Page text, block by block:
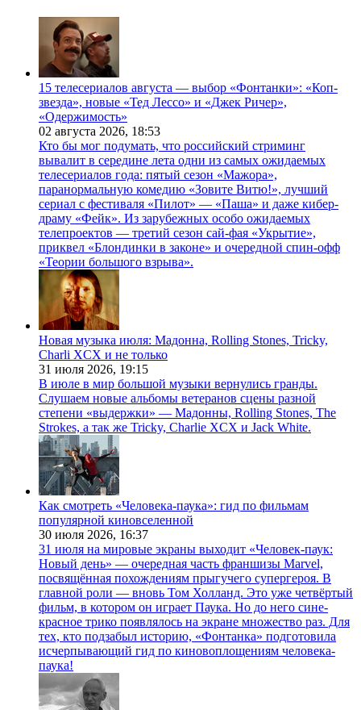
15 телесериалов августа — выбор «Фонтанки»: «Коп-
звезда», новые «Тед Лессо» и «Джек Ричер»,
«Одержимость»
02 августа 2026, 18:53
Кто бы мог подумать, что российский стриминг
вывалит в середине лета одни из самых ожидаемых
телесериалов года: пятый сезон «Мажора»,
паранормальную комедию «Зовите Витю!», лучший
сериал с фестиваля «Пилот» — «Паша» и даже кибер-
драму «Фейк». Из зарубежных особо ожидаемых
телепроектов — третий сезон сай-фая «Укрытие»,
приквел «Блондинки в законе» и очередной спин-офф
«Теории большого взрыва».
Новая музыка июля: Мадонна, Rolling Stones, Tricky,
Charli XCX и не только
31 июля 2026, 19:15
В июле в мир большой музыки вернулись гранды.
Слушаем новые альбомы ветеранов сцены разной
степени «выдержки» — Мадонны, Rolling Stones, The
Strokes, а так же Tricky, Charlie XCX и Jack White.
Как смотреть «Человека-паука»: гид по фильмам
популярной киновселенной
30 июля 2026, 16:37
31 июля на мировые экраны выходит «Человек-паук:
Новый день» — очередная часть франшизы Marvel,
посвящённая похождениям прыгучего супергероя. В
главной роли — вновь Том Холланд. Это уже четвёртый
фильм, в котором он играет Паука. Но до него сине-
красное трико появлялось на экране множество раз. Для
тех, кто подзабыл историю, «Фонтанка» подготовила
исчерпывающий гид по киновоплощениям человека-
паука!